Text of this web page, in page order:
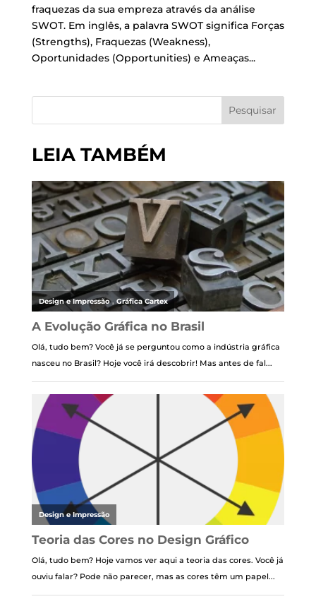
fraquezas da sua empreza através da análise
SWOT. Em inglês, a palavra SWOT significa Forças
(Strengths), Fraquezas (Weakness),
Oportunidades (Opportunities) e Ameaças...
Pesquisar
LEIA TAMBÉM